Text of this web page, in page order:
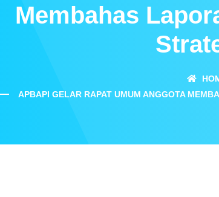
Membahas
APBAPI GELAR RAPAT UMUM ANGGOTA